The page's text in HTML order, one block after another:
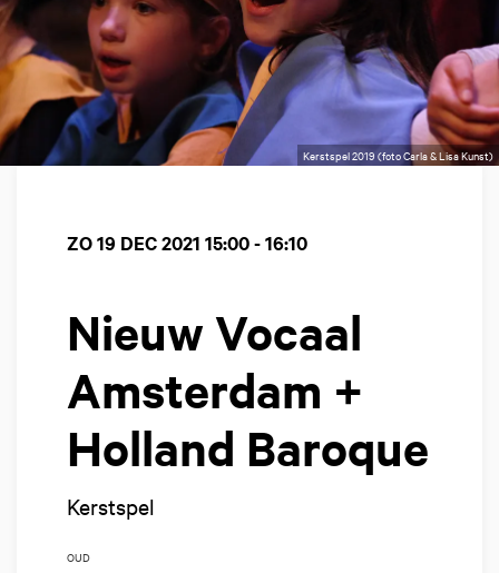
Kerstspel 2019 (foto Carla & Lisa Kunst)
Nieuw Vocaal
Amsterdam +
Holland Baroque
Kerstspel
ZO 19 DEC 2021 15:00 - 16:10
OUD